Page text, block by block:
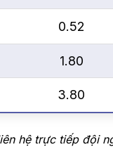
0.52
1.80
3.80
hệ trực tiếp đội